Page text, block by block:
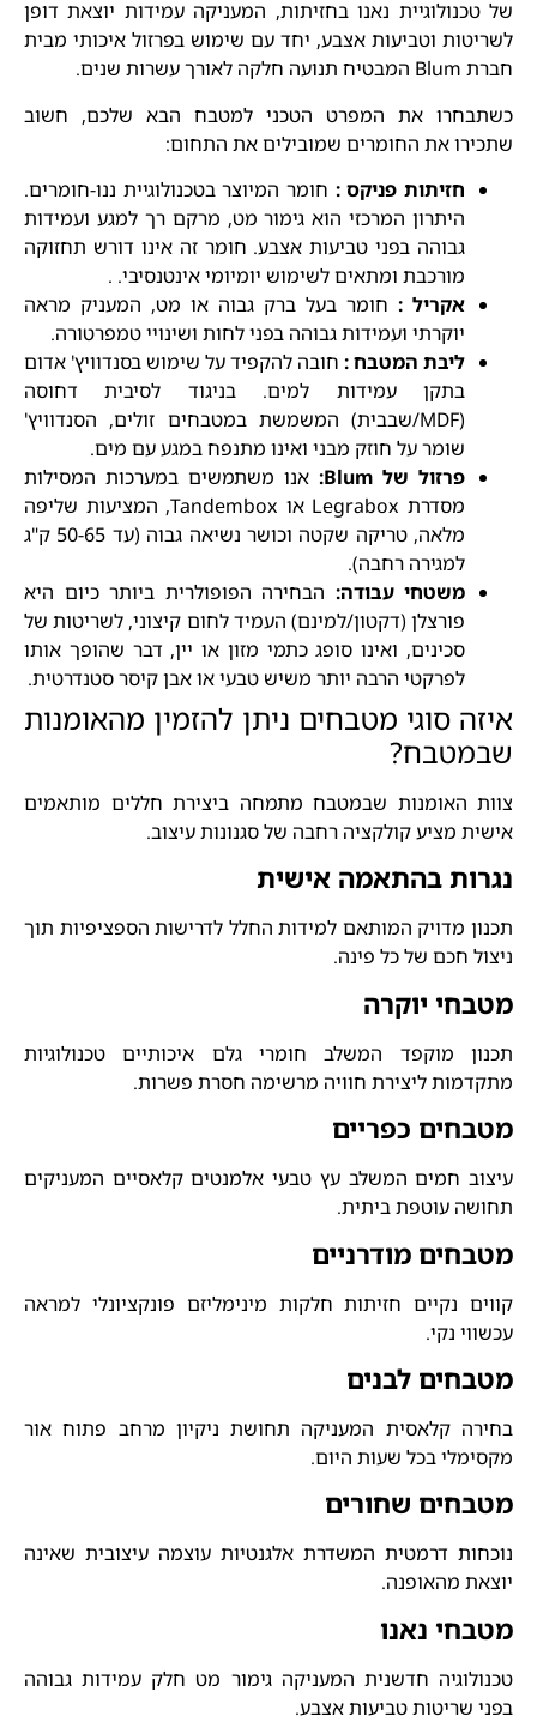
של טכנולוגיית נאנו בחזיתות, המעניקה עמידות יוצאת דופן
לשריטות וטביעות אצבע, יחד עם שימוש בפרזול איכותי מבית
חברת Blum המבטיח תנועה חלקה לאורך עשרות שנים.
כשתבחרו את המפרט הטכני למטבח הבא שלכם, חשוב
שתכירו את החומרים שמובילים את התחום:
חזיתות פניקס : חומר המיוצר בטכנולוגיית ננו-חומרים.
היתרון המרכזי הוא גימור מט, מרקם רך למגע ועמידות
גבוהה בפני טביעות אצבע. חומר זה אינו דורש תחזוקה
מורכבת ומתאים לשימוש יומיומי אינטנסיבי. .
אקריל : חומר בעל ברק גבוה או מט, המעניק מראה
יוקרתי ועמידות גבוהה בפני לחות ושינויי טמפרטורה.
ליבת המטבח : חובה להקפיד על שימוש בסנדוויץ' אדום
בתקן עמידות למים. בניגוד לסיבית דחוסה
(MDF/שבבית) המשמשת במטבחים זולים, הסנדוויץ'
שומר על חוזק מבני ואינו מתנפח במגע עם מים.
פרזול של Blum:
אנו משתמשים במערכות המסילות
מסדרת Legrabox או Tandembox, המציעות שליפה
מלאה, טריקה שקטה וכושר נשיאה גבוה (עד 50-65 ק"ג
למגירה רחבה).
משטחי עבודה: הבחירה הפופולרית ביותר כיום היא
פורצלן (דקטון/למינם) העמיד לחום קיצוני, לשריטות של
סכינים, ואינו סופג כתמי מזון או יין, דבר שהופך אותו
לפרקטי הרבה יותר משיש טבעי או אבן קיסר סטנדרטית.
איזה סוגי מטבחים ניתן להזמין מהאומנות
שבמטבח?
צוות האומנות שבמטבח מתמחה ביצירת חללים מותאמים
אישית מציע קולקציה רחבה של סגנונות עיצוב.
נגרות בהתאמה אישית
תכנון מדויק המותאם למידות החלל לדרישות הספציפיות תוך
ניצול חכם של כל פינה.
מטבחי יוקרה
תכנון מוקפד המשלב חומרי גלם איכותיים טכנולוגיות
מתקדמות ליצירת חוויה מרשימה חסרת פשרות.
מטבחים כפריים
עיצוב חמים המשלב עץ טבעי אלמנטים קלאסיים המעניקים
תחושה עוטפת ביתית.
מטבחים מודרניים
קווים נקיים חזיתות חלקות מינימליזם פונקציונלי למראה
עכשווי נקי.
מטבחים לבנים
בחירה קלאסית המעניקה תחושת ניקיון מרחב פתוח אור
מקסימלי בכל שעות היום.
מטבחים שחורים
נוכחות דרמטית המשדרת אלגנטיות עוצמה עיצובית שאינה
יוצאת מהאופנה.
מטבחי נאנו
טכנולוגיה חדשנית המעניקה גימור מט חלק עמידות גבוהה
בפני שריטות טביעות אצבע.